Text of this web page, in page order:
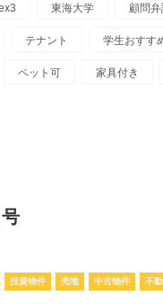
東海大学 顧問
テナント 学生おすす
ペット可 家具付き
投資物件 売地 中古物件 不